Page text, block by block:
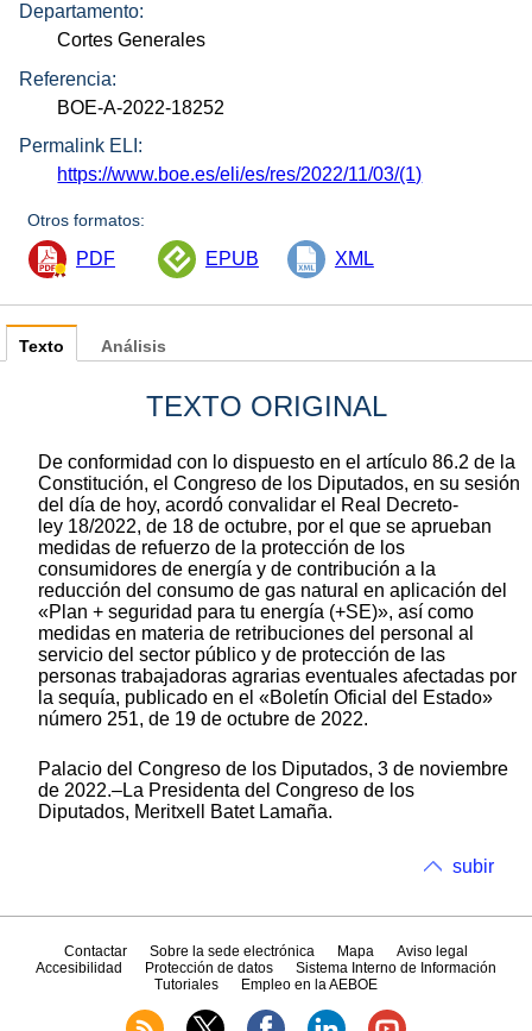
Departamento:
Cortes Generales
Referencia:
BOE-A-2022-18252
Permalink ELI:
https://www.boe.es/eli/es/res/2022/11/03/(1)
Otros formatos:
PDF EPUB XML
Texto
TEXTO ORIGINAL
De conformidad con lo dispuesto en el artículo 86.2 de la
Constitución, el Congreso de los Diputados, en su sesión
del día de hoy, acordó convalidar el Real Decreto-
ley 18/2022, de 18 de octubre, por el que se aprueban
medidas de refuerzo de la protección de los
consumidores de energía y de contribución a la
reducción del consumo de gas natural en aplicación del
«Plan + seguridad para tu energía (+SE)», así como
medidas en materia de retribuciones del personal al
servicio del sector público y de protección de las
personas trabajadoras agrarias eventuales afectadas por
la sequía, publicado en el «Boletín Oficial del Estado»
número 251, de 19 de octubre de 2022.
Palacio del Congreso de los Diputados, 3 de noviembre
de 2022.–La Presidenta del Congreso de los
Diputados, Meritxell Batet Lamaña.
Análisis
subir
Contactar Sobre la sede electrónica Mapa
Aviso legal
Accesibilidad
Protección de datos
Sistema Interno de Información
Tutoriales
Empleo en la AEBOE